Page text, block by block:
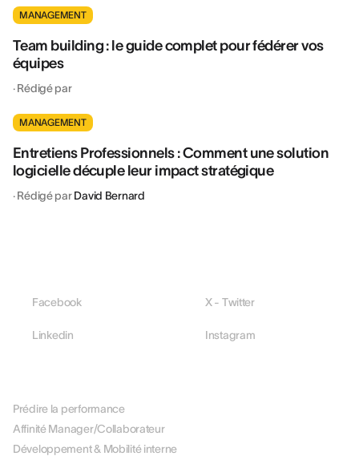
MANAGEMENT
Team building : le guide complet pour fédérer vos
équipes
·Rédigé par
MANAGEMENT
Entretiens Professionnels : Comment une solution
logicielle décuple leur impact stratégique
·Rédigé parDavid Bernard
Facebook X - Twitter
Linkedin Instagram
Prédire la performance
Affinité Manager/Collaborateur
Développement & Mobilité interne